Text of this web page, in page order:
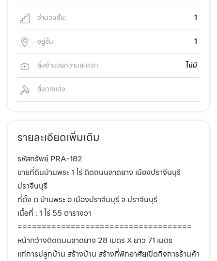
จำนวนชั้น: 1
อยู่ชั้น: 1
สิ่งอำนวยความสะดวก: ไม่มี
สิ่งตกแต่ง:
รายละเอียดเพิ่มเติม
รหัสทรัพย์ PRA-182
ขายที่ดินบ้านพระ 1 ไร่ ติดถนนลาดยาง เมืองปราจีนบุรี
ปราจีนบุรี
ที่ตั้ง ต.บ้านพระ อ.เมืองปราจีนบุรี จ.ปราจีนบุรี
เนื้อที่ : 1 ไร่ 55 ตารางวา
====================================
หน้ากว้างติดถนนลาดยาง 28 เมตร X ยาว 71 เมตร
แก่การปลูกบ้าน สร้างบ้าน สร้างที่พักอาศัยเปิดกิจการร้านค้า